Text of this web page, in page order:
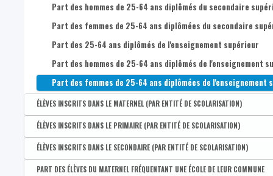
Part des hommes de 25-64 ans diplômés du secondaire
Part des femmes de 25-64 ans diplômées du secondaire
Part des 25-64 ans diplômés de l'enseignement supérieur
Part des hommes de 25-64 ans diplômés de l'enseignement
Part des femmes de 25-64 ans diplômées de l'enseignement
ÉLÈVES INSCRITS DANS LE MATERNEL (PAR ENTITÉ DE SCOLARISATION)
Disponible par :Commune - Arrondissement - Province - Bassin EFE - Zone de
Nombre d'élèves inscrits dans le maternel (par entité de
ÉLÈVES INSCRITS DANS LE PRIMAIRE (PAR ENTITÉ DE SCOLARISATION)
Disponible par :Commune - Arrondissement - Province - Bassin EFE - Zone de
Nombre d'élèves inscrits dans le primaire (par entité de
ÉLÈVES INSCRITS DANS LE SECONDAIRE (PAR ENTITÉ DE SCOLARISATION)
Disponible par :Commune - Arrondissement - Province - Bassin EFE - Zone de
PART DES ÉLÈVES DU MATERNEL FRÉQUENTANT UNE ÉCOLE DE LEUR COMMUNE